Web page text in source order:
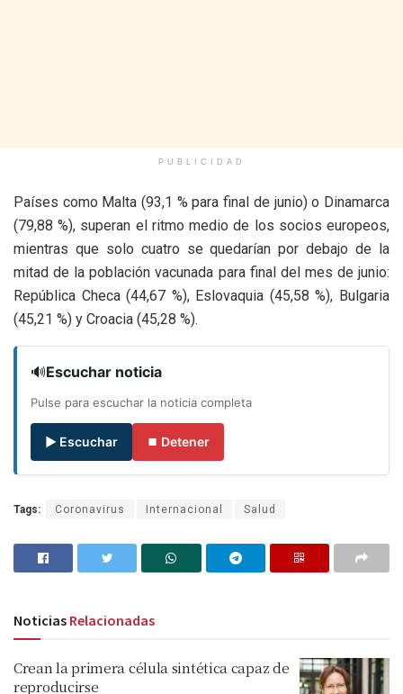
PUBLICIDAD
Países como Malta (93,1 % para final de junio) o Dinamarca
(79,88 %), superan el ritmo medio de los socios europeos,
mientras que solo cuatro se quedarían por debajo de la
mitad de la población vacunada para final del mes de junio:
República Checa (44,67 %), Eslovaquia (45,58 %), Bulgaria
(45,21 %) y Croacia (45,28 %).
🔊Escuchar noticia
Pulse para escuchar la noticia completa
▶ Escuchar ⏹ Detener
Tags: Coronavirus Internacional Salud
Noticias Relacionadas
Crean la primera célula sintética capaz de
reproducirse